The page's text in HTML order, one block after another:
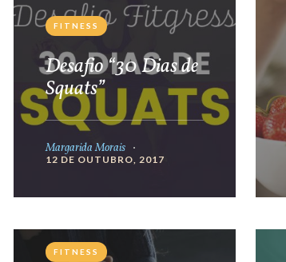
FITNESS
Desafio “30 Dias de
Squats”
Margarida Morais
12 DE OUTUBRO, 2017
FITNESS